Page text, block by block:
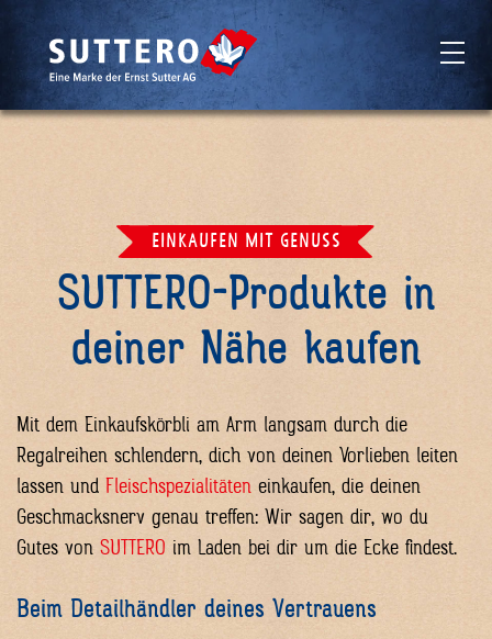
Skip
Skip
EINKAUFEN MIT GENUSS
SUTTERO-Produkte in
deiner Nähe kaufen
Mit dem Einkaufskörbli am Arm langsam durch die
Regalreihen schlendern, dich von deinen Vorlieben leiten
lassen und Fleischspezialitäten einkaufen, die deinen
Geschmacksnerv genau treffen: Wir sagen dir, wo du
Gutes von SUTTERO im Laden bei dir um die Ecke findest.
Beim Detailhändler deines Vertrauens